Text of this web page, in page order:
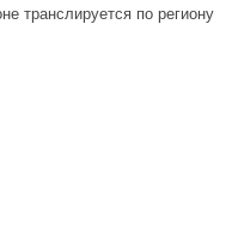
транслируется по региону